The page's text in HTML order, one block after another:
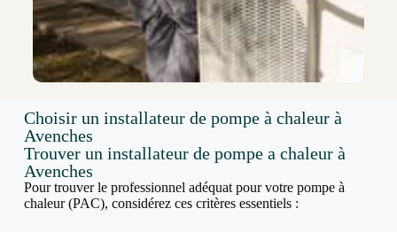
Choisir un installateur de pompe à chaleur à
Avenches
Trouver un installateur de pompe a chaleur à
Avenches
Pour trouver le professionnel adéquat pour votre pompe à
chaleur (PAC), considérez ces critères essentiels :